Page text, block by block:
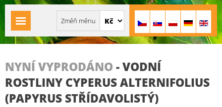
NYNÍ VYPRODÁNO -VODNÍ
ROSTLINY CYPERUS ALTERNIFOLIUS
(PAPYRUS STŘÍDAVOLISTÝ)